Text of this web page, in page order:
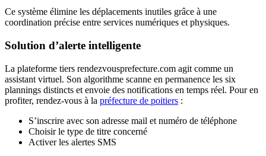
Ce système élimine les déplacements inutiles grâce à une
coordination précise entre services numériques et physiques.
Solution d’alerte intelligente
La plateforme tiers rendezvousprefecture.com agit comme un
assistant virtuel. Son algorithme scanne en permanence les six
plannings distincts et envoie des notifications en temps réel. Pour en
profiter, rendez-vous à la préfecture de poitiers :
S’inscrire avec son adresse mail et numéro de téléphone
Choisir le type de titre concerné
Activer les alertes SMS